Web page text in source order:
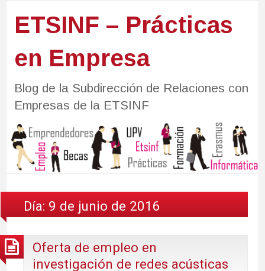
ETSINF – Prácticas
en Empresa
Blog de la Subdirección de Relaciones con
Empresas de la ETSINF
Día: 9 de junio de 2016
Oferta de empleo en
investigación de redes acústicas